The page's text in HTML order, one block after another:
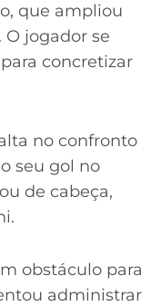
que ampliou
jogador se
concretizar
no confronto
seu gol no
de cabeça,
obstáculo para
administrar